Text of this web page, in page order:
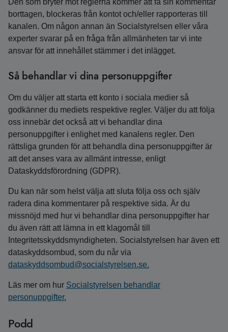
Den som bryter mot reglerna kommer att få sin kommentar
borttagen, blockeras från kontot och/eller rapporteras till
kanalen. Om någon annan än Socialstyrelsen eller våra
experter svarar på en fråga från allmänheten tar vi inte
ansvar för att innehållet stämmer i det inlägget.
Så behandlar vi dina personuppgifter
Om du väljer att starta ett konto i sociala medier så
godkänner du mediets respektive regler. Väljer du att följa
oss innebär det också att vi behandlar dina
personuppgifter i enlighet med kanalens regler. Den
rättsliga grunden för att behandla dina personuppgifter är
att det anses vara av allmänt intresse, enligt
Dataskyddsförordning (GDPR).
Du kan när som helst välja att sluta följa oss och själv
radera dina kommentarer på respektive sida. Är du
missnöjd med hur vi behandlar dina personuppgifter har
du även rätt att lämna in ett klagomål till
Integritetsskyddsmyndigheten. Socialstyrelsen har även ett
dataskyddsombud, som du når via
dataskyddsombud@socialstyrelsen.se.
Läs mer om hur Socialstyrelsen behandlar
personuppgifter.
Podd